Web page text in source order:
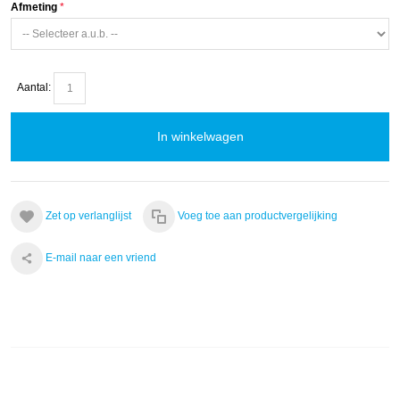
Afmeting
Aantal:
In winkelwagen
Zet op verlanglijst Voeg toe aan productvergelijking
E-mail naar een vriend